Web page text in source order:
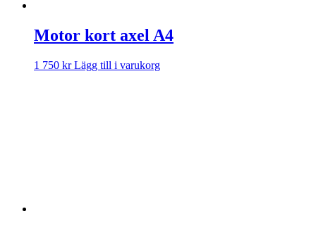
Motor kort axel A4
1 750 kr Lägg till i varukorg